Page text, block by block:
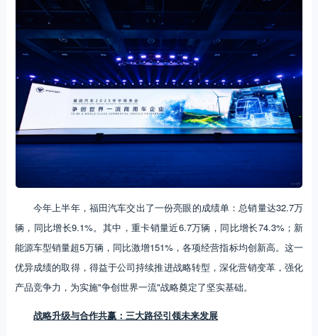
今年上半年，福田汽车交出了一份亮眼的成绩单：总销量达32.7万
辆，同比增长9.1%。其中，重卡销量近6.7万辆，同比增长74.3%；新
能源车型销量超5万辆，同比激增151%，各项经营指标均创新高。这一
优异成绩的取得，得益于公司持续推进战略转型，深化营销变革，强化
产品竞争力，为实施"争创世界一流"战略奠定了坚实基础。
战略升级与合作共赢：三大路径引领未来发展